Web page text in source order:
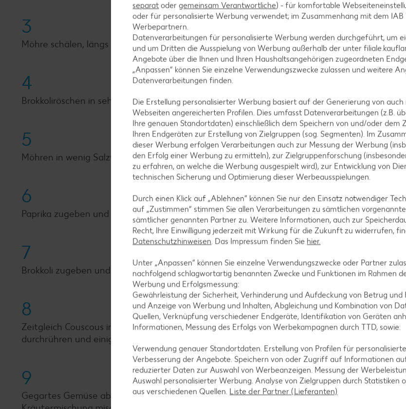
3
Möhre schälen, längs vierteln und ebenfalls in kleine Stücke schneiden.
4
Brokkoliröschen in sehr kleine Röschen zerteilen.
5
Möhren in wenig Salzwasser aufkochen und abgedeckt 4 Minuten köcheln lassen.
6
Paprika zugeben und weitere 2 Minuten köcheln.
7
Brokkoli zugeben und das Gemüse noch einmal 2 Minuten köcheln.
8
Zeitgleich Couscous in eine Schüssel geben und mit kochender Gemüsebrühe
durchrühren und einige Minuten ziehen lassen, bis der Couscous die Flüssigkeit aufgesogen
9
Gegartes Gemüse abtropfen und mit Couscous, 1 Esslöffel Olivenöl, 1 Esslöffel Zitronensaft
separat oder gemeinsam Verantwortliche) - für komfortable
oder für personalisierte Werbung verwendet; im Zusammenhang mit dem
Werbepartnern.
Datenverarbeitungen für personalisierte Werbung werden durchgeführt, um
und um Dritten die Ausspielung von Werbung außerhalb der unter
Angebote über die Ihnen und Ihren Haushaltsangehörigen zugeordneten
„Anpassen“ können Sie einzelne Verwendungszwecke zulassen und weitere
Datenverarbeitungen finden.
Die Erstellung personalisierter Werbung basiert auf der Generierung von
Webseiten angereicherten Profilen. Dies umfasst Datenverarbeitungen (z.B.
Ihre genauen Standortdaten) einschließlich dem Speichern von und/oder
Ihren Endgeräten zur Erstellung von Zielgruppen (sog. Segmenten). Im
dieser Werbung erfolgen Verarbeitungen auch zur Messung der Werbung
den Erfolg einer Werbung zu ermitteln), zur Zielgruppenforschung
zu erfahren, an welche die Werbung ausgespielt wird), zur Entwicklung von
technischen Sicherung und Optimierung dieser Werbeausspielungen.
Durch einen Klick auf „Ablehnen“ können Sie nur den Einsatz notwendiger
auf „Zustimmen“ stimmen Sie allen Verarbeitungen zu sämtlichen
sämtlicher genannten Partner zu. Weitere Informationen, auch zur
Recht, Ihre Einwilligung jederzeit mit Wirkung für die Zukunft zu widerrufen,
Datenschutzhinweisen. Das Impressum finden Sie hier.
Unter „Anpassen“ können Sie einzelne Verwendungszwecke oder Partner
nachfolgend schlagwortartig benannten Zwecke und Funktionen im Rahmen
Werbung und Erfolgsmessung:
Gewährleistung der Sicherheit, Verhinderung und Aufdeckung von Betrug und
und Anzeige von Werbung und Inhalten, Abgleichung und Kombination von
Quellen, Verknüpfung verschiedener Endgeräte, Identifikation von Geräten
Informationen, Messung des Erfolgs von Werbekampagnen durch TTD, sowie:
Verwendung genauer Standortdaten. Erstellung von Profilen für
Verbesserung der Angebote. Speichern von oder Zugriff auf Informationen
reduzierter Daten zur Auswahl von Werbeanzeigen. Messung der
Auswahl personalisierter Werbung. Analyse von Zielgruppen durch Statistiken
aus verschiedenen Quellen. Liste der Partner (Lieferanten)